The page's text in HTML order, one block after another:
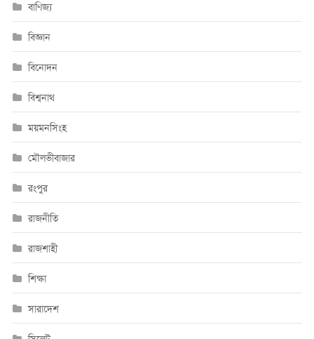
বাণিজ্য
বিজ্ঞান
বিনোদন
বিশ্বনাথ
ময়মনসিংহ
মৌলভীবাজার
রংপুর
রাজনীতি
রাজশাহী
শিক্ষা
সারাদেশ